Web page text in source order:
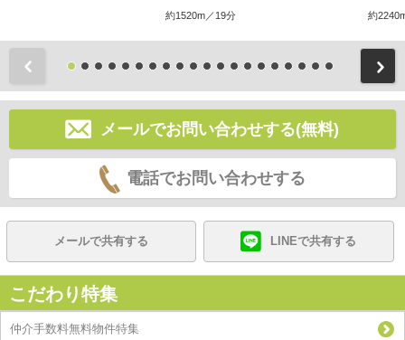
約1520m／19分 約
メールでお問い合わせする(無料)
電話でお問い合わせする
メールで共有する LINEで共有する
こだわり特集
仲介手数料無料物件特集